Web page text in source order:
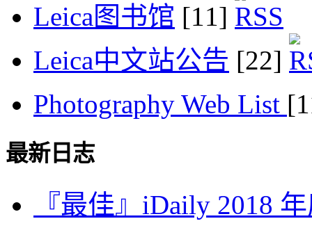
Leica图书馆 [11]
Leica中文站公告 [22]
Photography Web List
最新日志
『最佳』iDaily 2018